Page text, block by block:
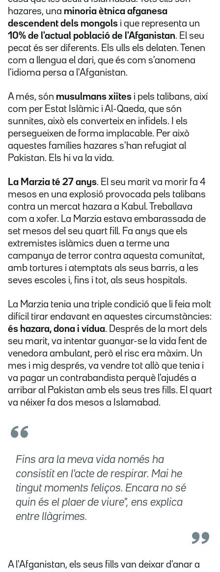
hazares, una minoria ètnica afganesa
descendent dels mongols i que representa un
10% de l'actual població de l'Afganistan. El seu
pecat és ser diferents. Els ulls els delaten. Tenen
com a llengua el dari, que és com s'anomena
l'idioma persa a l'Afganistan.
A més, són musulmans xiïtes i pels talibans, així
com per Estat Islàmic i Al-Qaeda, que són
sunnites, això els converteix en infidels. I els
persegueixen de forma implacable. Per això
aquestes famílies hazares s'han refugiat al
Pakistan. Els hi va la vida.
La Marzia té 27 anys. El seu marit va morir fa 4
mesos en una explosió provocada pels talibans
contra un mercat hazara a Kabul. Treballava
com a xofer. La Marzia estava embarassada de
set mesos del seu quart fill. Fa anys que els
extremistes islàmics duen a terme una
campanya de terror contra aquesta comunitat,
amb tortures i atemptats als seus barris, a les
seves escoles i, fins i tot, als seus hospitals.
La Marzia tenia una triple condició que li feia molt
difícil tirar endavant en aquestes circumstàncies:
és hazara, dona i vídua. Després de la mort dels
seu marit, va intentar guanyar-se la vida fent de
venedora ambulant, però el risc era màxim. Un
mes i mig després, va vendre tot allò que tenia i
va pagar un contrabandista perquè l'ajudés a
arribar al Pakistan amb els seus tres fills. El quart
va néixer fa dos mesos a Islamabad.
Fins ara la meva vida només ha
consistit en l'acte de respirar. Mai he
tingut moments feliços. Encara no sé
quin és el plaer de viure", ens explica
entre llàgrimes.
A l'Afganistan, els seus fills van deixar d'anar a